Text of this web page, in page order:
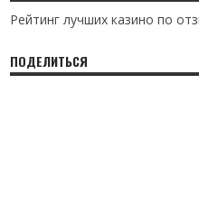
Рейтинг лучших казино по
ПОДЕЛИТЬСЯ